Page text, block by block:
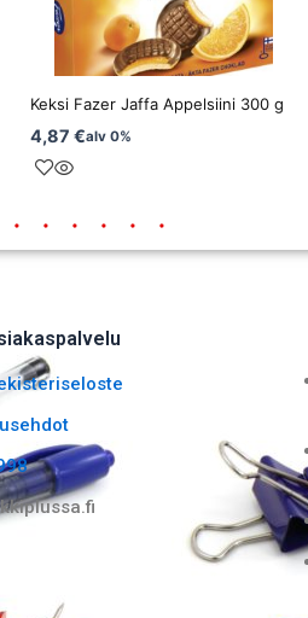
Keksi Fazer Jaffa Appelsiini 300 g
4,87 €alv 0%